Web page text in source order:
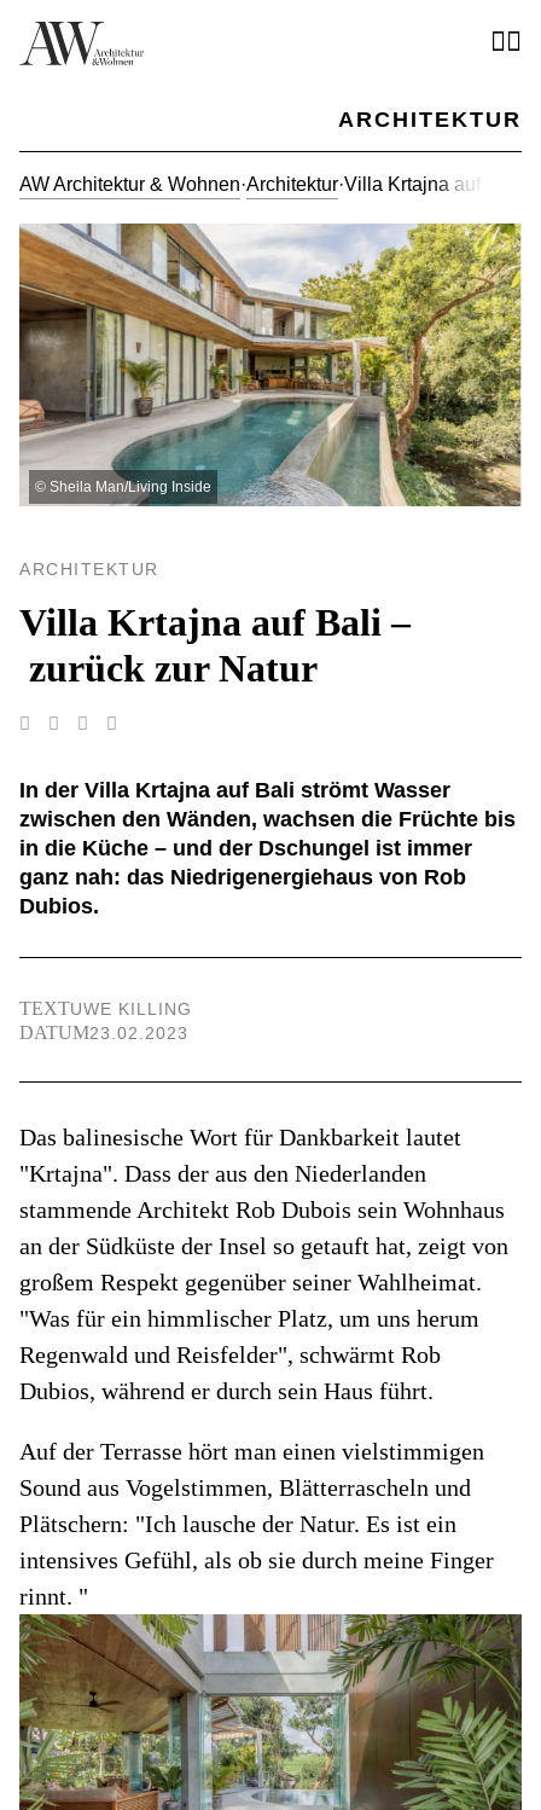
ARCHITEKTUR
AW Architektur & Wohnen·Architektur·Villa Krtajna auf Bali –
© Sheila Man/Living Inside
ARCHITEKTUR
Villa Krtajna auf Bali –
zurück zur Natur
In der Villa Krtajna auf Bali strömt Wasser
zwischen den Wänden, wachsen die Früchte bis
in die Küche – und der Dschungel ist immer
ganz nah: das Niedrigenergiehaus von Rob
Dubios.
TEXTUWE KILLING
DATUM23.02.2023
Das balinesische Wort für Dankbarkeit lautet
"Krtajna". Dass der aus den Niederlanden
stammende Architekt Rob Dubois sein Wohnhaus
an der Südküste der Insel so getauft hat, zeigt von
großem Respekt gegenüber seiner Wahlheimat.
"Was für ein himmlischer Platz, um uns herum
Regenwald und Reisfelder", schwärmt Rob
Dubios, während er durch sein Haus führt.
Auf der Terrasse hört man einen vielstimmigen
Sound aus Vogelstimmen, Blätterrascheln und
Plätschern: "Ich lausche der Natur. Es ist ein
intensives Gefühl, als ob sie durch meine Finger
rinnt. "